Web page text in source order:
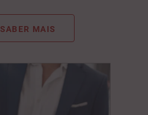
SABER MAIS